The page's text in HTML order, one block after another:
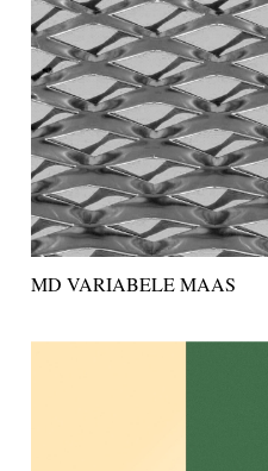
MD VARIABELE MAAS